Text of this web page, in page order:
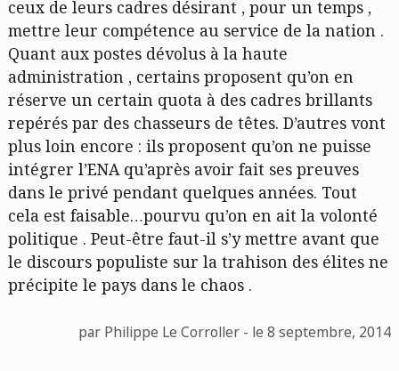
ceux de leurs cadres désirant , pour un temps ,
mettre leur compétence au service de la nation .
Quant aux postes dévolus à la haute
administration , certains proposent qu’on en
réserve un certain quota à des cadres brillants
repérés par des chasseurs de têtes. D’autres vont
plus loin encore : ils proposent qu’on ne puisse
intégrer l’ENA qu’après avoir fait ses preuves
dans le privé pendant quelques années. Tout
cela est faisable…pourvu qu’on en ait la volonté
politique . Peut-être faut-il s’y mettre avant que
le discours populiste sur la trahison des élites ne
précipite le pays dans le chaos .
par Philippe Le Corroller - le 8 septembre, 2014